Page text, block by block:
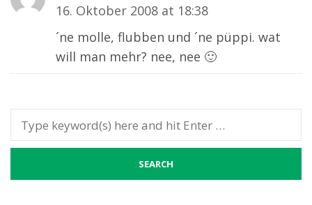
16. Oktober 2008 at 18:38
´ne molle, flubben und ´ne püppi. wat
will man mehr? nee, nee 🙂